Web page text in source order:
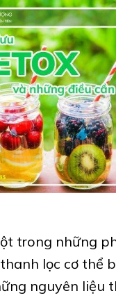
trong những
lọc cơ thể
nguyên liệu